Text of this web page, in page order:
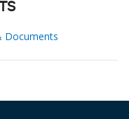
Documents